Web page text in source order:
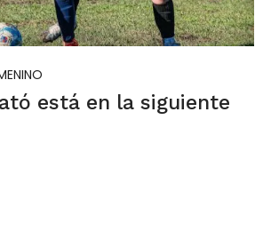
está en la siguiente